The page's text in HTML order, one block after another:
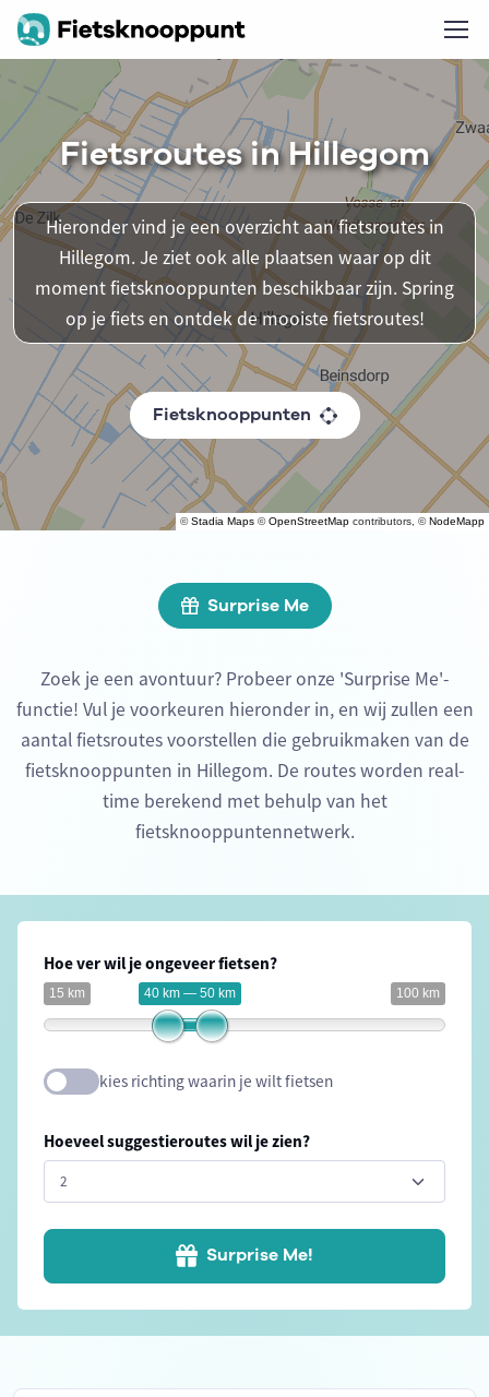
©Stadia Maps ©OpenStreetMap contributors, ©NodeMapp
Fietsroutes in Hillegom
Hieronder vind je een overzicht aan fietsroutes in
Hillegom. Je ziet ook alle plaatsen waar op dit
moment fietsknooppunten beschikbaar zijn. Spring
op je fiets en ontdek de mooiste fietsroutes!
Fietsknooppunten
Surprise Me
Zoek je een avontuur? Probeer onze 'Surprise Me'-
functie! Vul je voorkeuren hieronder in, en wij zullen een
aantal fietsroutes voorstellen die gebruikmaken van de
fietsknooppunten in Hillegom. De routes worden real-
time berekend met behulp van het
fietsknooppuntennetwerk.
Hoe ver wil je ongeveer fietsen?
15 km 100 km
40 km — 50 km
kies richting waarin je wilt fietsen
Hoeveel suggestieroutes wil je zien?
Surprise Me!